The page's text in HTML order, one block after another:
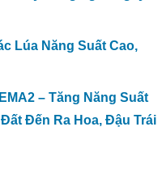
Lúa Năng Suất Cao,
– Tăng Năng Suất
Đến Ra Hoa, Đậu Trái